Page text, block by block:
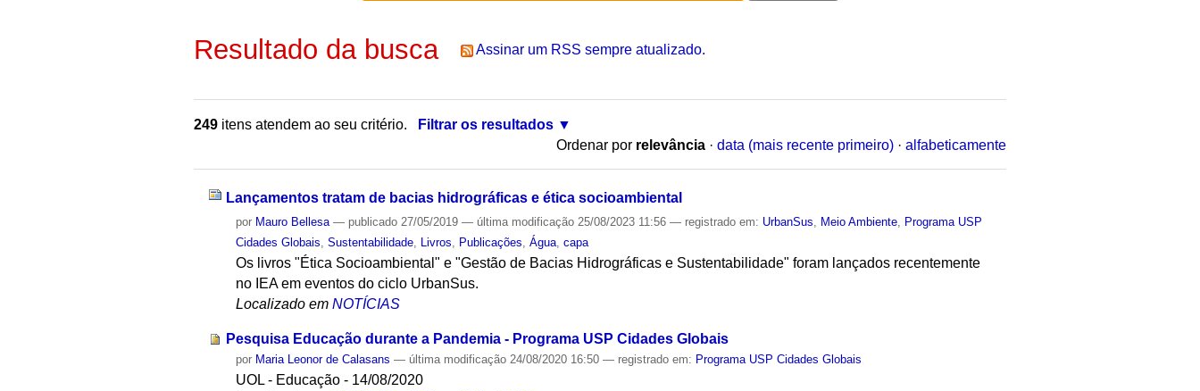
Resultado da busca Assinar um RSS sempre atualizado.
249 itens atendem ao seu critério.
Filtrar os resultados
Ordenar por relevância · data (mais recente primeiro) · alfabeticamente
Lançamentos tratam de bacias hidrográficas e ética socioambiental
por Mauro Bellesa — publicado 27/05/2019— última modificação 25/08/2023 11:56— registrado em: UrbanSus Meio Ambiente
Programa USP
Cidades Globais ,Sustentabilidade Livros Publicações ,Água ,capa
Os livros "Ética Socioambiental" e "Gestão de Bacias Hidrográficas e Sustentabilidade" foram lançados recentemente
no IEA em eventos do ciclo UrbanSus.
Localizado em NOTÍCIAS
Pesquisa Educação durante a Pandemia - Programa USP Cidades Globais
por Maria Leonor de Calasans — última modificação 24/08/2020 16:50— registrado em: Programa USP Cidades Globais
UOL - Educação - 14/08/2020